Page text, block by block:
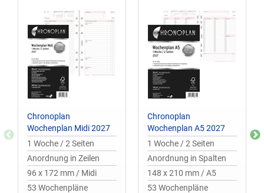
Chronoplan
Wochenplan Midi 2027
1 Woche / 2 Seiten
Anordnung in Zeilen
96 x 172 mm / Midi
53 Wochenpläne
Chronoplan
Wochenplan A5 2027
1 Woche / 2 Seiten
Anordnung in Spalten
148 x 210 mm / A5
53 Wochenpläne